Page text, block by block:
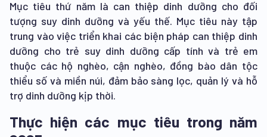
Mục tiêu thứ năm là can thiệp dinh dưỡng cho đối
tượng suy dinh dưỡng và yếu thế. Mục tiêu này tập
trung vào việc triển khai các biện pháp can thiệp dinh
dưỡng cho trẻ suy dinh dưỡng cấp tính và trẻ em
thuộc các hộ nghèo, cận nghèo, đồng bào dân tộc
thiểu số và miền núi, đảm bảo sàng lọc, quản lý và hỗ
trợ dinh dưỡng kịp thời.
Thực hiện các mục tiêu trong năm